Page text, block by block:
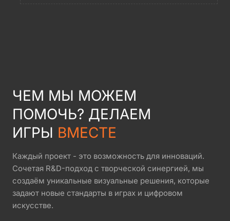
ЧЕМ МЫ МОЖЕМ
ПОМОЧЬ? ДЕЛАЕМ
ИГРЫ ВМЕСТЕ
Каждый проект - это возможность для инноваций.
Сочетая R&D-подход с творческой синергией, мы
создаём уникальные визуальные решения, которые
задают новые стандарты в играх и цифровом
искусстве.